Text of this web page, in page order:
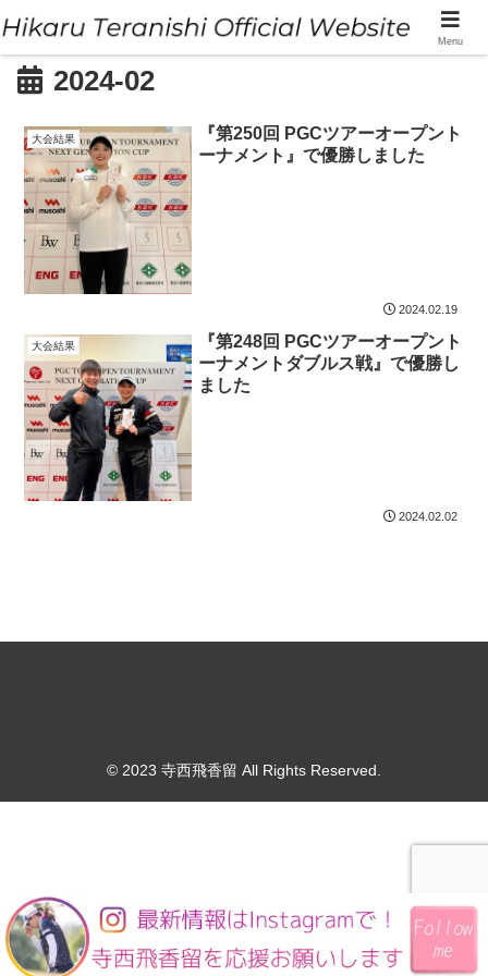
2024-02
大会結果
『第250回 PGCツアーオープント
ーナメント』で優勝しました
2024.02.19
大会結果
『第248回 PGCツアーオープント
ーナメントダブルス戦』で優勝し
ました
2024.02.02
© 2023 寺西飛香留 All Rights Reserved.
Menu